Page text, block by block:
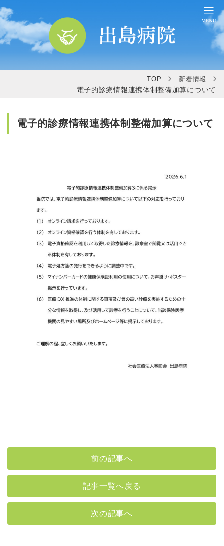
TOP 新着情報
電子的診療情報連携体制整備加算について
電子的診療情報連携体制整備加算について
前の記事へ
記事一覧へ戻る
次の記事へ